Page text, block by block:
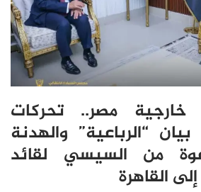
خارجية مصر.. تحركات
“الرباعية” والهدنة
من السيسي لقائد
القاهرة